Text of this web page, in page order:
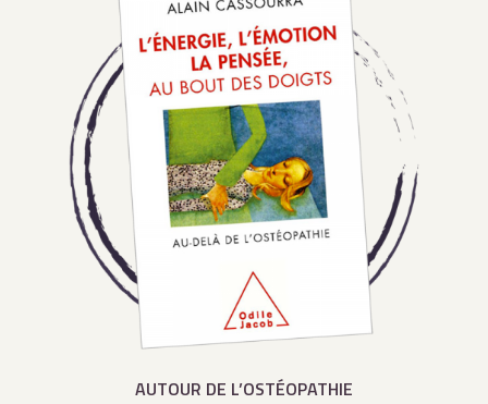
AUTOUR DE L’OSTÉOPATHIE